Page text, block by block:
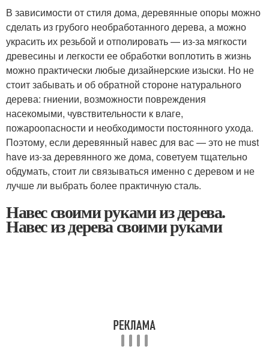
В зависимости от стиля дома, деревянные опоры можно
сделать из грубого необработанного дерева, а можно
украсить их резьбой и отполировать — из-за мягкости
древесины и легкости ее обработки воплотить в жизнь
можно практически любые дизайнерские изыски. Но не
стоит забывать и об обратной стороне натурального
дерева: гниении, возможности повреждения
насекомыми, чувствительности к влаге,
пожароопасности и необходимости постоянного ухода.
Поэтому, если деревянный навес для вас — это не must
have из-за деревянного же дома, советуем тщательно
обдумать, стоит ли связываться именно с деревом и не
лучше ли выбрать более практичную сталь.
Навес своими руками из дерева.
Навес из дерева своими руками